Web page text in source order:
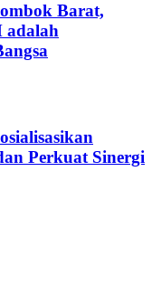
Barat,
adalah
Perkuat Sinergi